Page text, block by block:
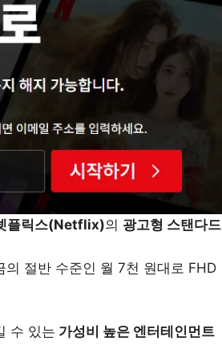
플릭스(Netflix)의 광고형 스탠다드
절반 수준인 월 7천 원대로 FHD
수 있는 가성비 높은 엔터테인먼트